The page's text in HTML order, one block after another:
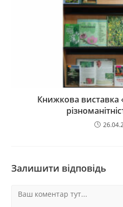
Книжкова виставка
Залишити відповідь